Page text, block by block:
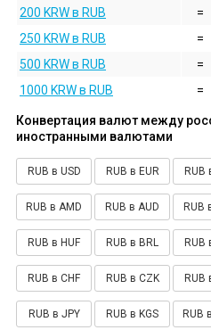
200 KRW в RUB
=
250 KRW в RUB
=
500 KRW в RUB
=
1000 KRW в RUB
=
Конвертация валют между
иностранными валютами
RUB в USD RUB в EUR RUB
RUB в AMD RUB в AUD RUB
RUB в HUF RUB в BRL RUB
RUB в CHF RUB в CZK RUB
RUB в JPY RUB в KGS RUB